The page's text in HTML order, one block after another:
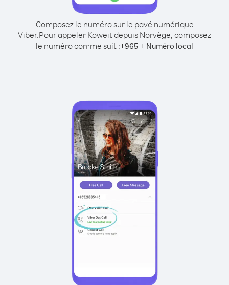
Composez le numéro sur le pavé numérique
Viber.Pour appeler Koweït depuis Norvège, composez
le numéro comme suit :+965 + Numéro local